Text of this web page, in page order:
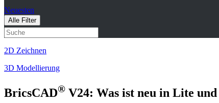
Neuesten
Alle Filter
2D Zeichnen
3D Modellierung
BricsCAD® V24: Was ist neu in Lite